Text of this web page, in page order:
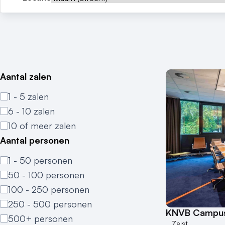
Aantal zalen
1 - 5 zalen
6 - 10 zalen
10 of meer zalen
Aantal personen
1 - 50 personen
50 - 100 personen
100 - 250 personen
250 - 500 personen
500+ personen
KNVB
Zeist